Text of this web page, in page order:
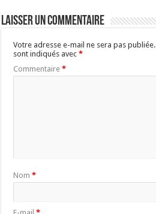
Laisser un commentaire
Votre adresse e-mail ne sera pas publiée.
sont indiqués avec*
Commentaire*
Nom*